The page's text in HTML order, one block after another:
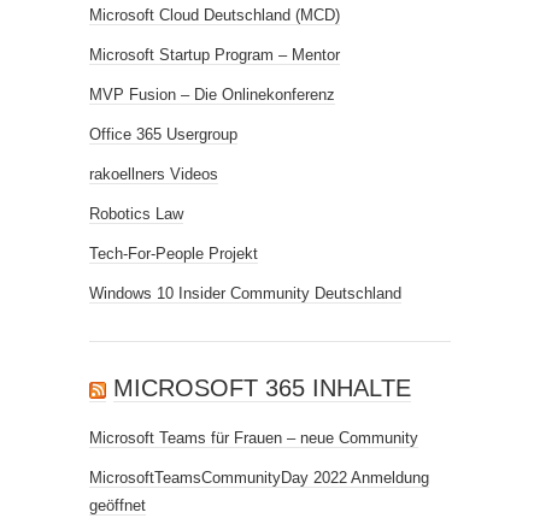
Microsoft Cloud Deutschland (MCD)
Microsoft Startup Program – Mentor
MVP Fusion – Die Onlinekonferenz
Office 365 Usergroup
rakoellners Videos
Robotics Law
Tech-For-People Projekt
Windows 10 Insider Community Deutschland
MICROSOFT 365 INHALTE
Microsoft Teams für Frauen – neue Community
MicrosoftTeamsCommunityDay 2022 Anmeldung
geöffnet